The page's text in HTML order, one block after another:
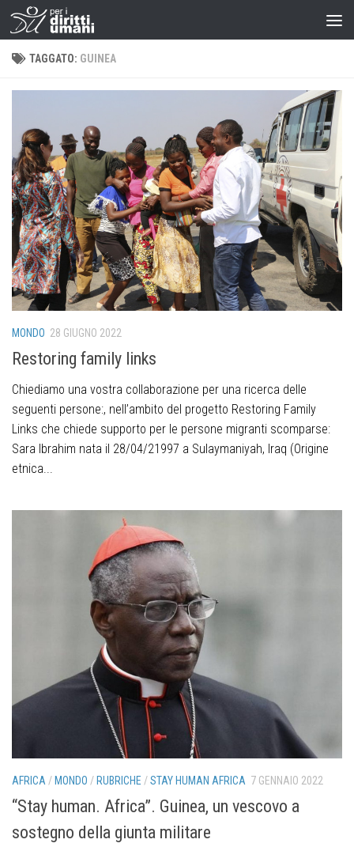
TAGGATO: GUINEA
MONDO 28 GIUGNO 2022
Restoring family links
Chiediamo una vostra collaborazione per una ricerca delle
seguenti persone:, nell’ambito del progetto Restoring Family
Links che chiede supporto per le persone migranti scomparse:
Sara Ibrahim nata il 28/04/21997 a Sulaymaniyah, Iraq (Origine
etnica...
AFRICA /MONDO /RUBRICHE /STAY HUMAN AFRICA 7 GENNAIO 2022
“Stay human. Africa”. Guinea, un vescovo a
sostegno della giunta militare